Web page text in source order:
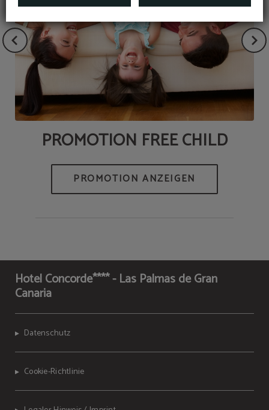
PROMOTION FREE CHILD
Hotel Concorde**** - Las Palmas de Gran
Canaria
Datenschutz
Cookie-Richtlinie